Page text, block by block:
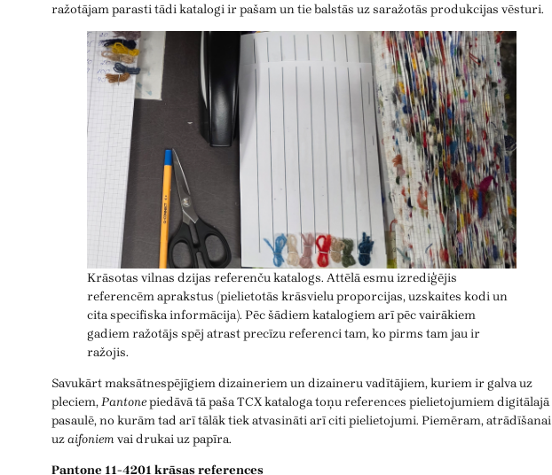
ražotājam parasti tādi katalogi ir pašam un tie balstās uz saražotās produkcijas vēsturi.
Krāsotas vilnas dzijas referenču katalogs. Attēlā esmu izrediģējis
referencēm aprakstus (pielietotās krāsvielu proporcijas, uzskaites kodi un
cita specifiska informācija). Pēc šādiem katalogiem arī pēc vairākiem
gadiem ražotājs spēj atrast precīzu referenci tam, ko pirms tam jau ir
ražojis.
Savukārt maksātnespējīgiem dizaineriem un dizaineru vadītājiem, kuriem ir galva uz
pleciem,Pantonepiedāvā tā paša TCX kataloga toņu references pielietojumiem digitālajā
pasaulē, no kurām tad arī tālāk tiek atvasināti arī citi pielietojumi. Piemēram, atrādīšanai
uzaifoniemvai drukai uz papīra.
Pantone 11-4201 krāsas references